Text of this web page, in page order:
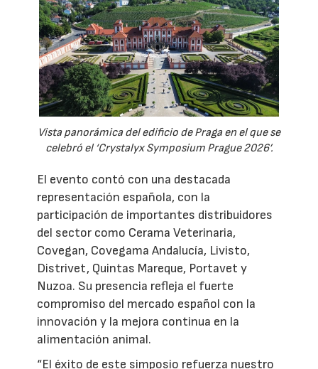
Vista panorámica del edificio de Praga en el que se
celebró el ‘Crystalyx Symposium Prague 2026’.
El evento contó con una destacada
representación española, con la
participación de importantes distribuidores
del sector como Cerama Veterinaria,
Covegan, Covegama Andalucía, Livisto,
Distrivet, Quintas Mareque, Portavet y
Nuzoa. Su presencia refleja el fuerte
compromiso del mercado español con la
innovación y la mejora continua en la
alimentación animal.
“El éxito de este simposio refuerza nuestro